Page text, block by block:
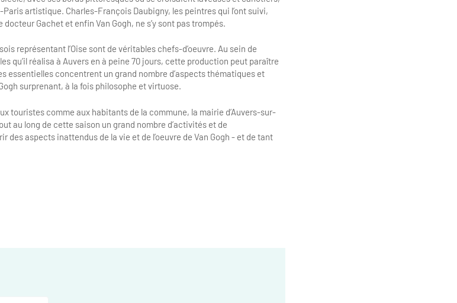
artistique. Charles-François Daubigny, les peintres qui l’ont suivi,
Gachet et enfin Van Gogh, ne s’y sont pas trompés.
représentant l’Oise sont de véritables chefs-d’oeuvre. Au sein de
qu’il réalisa à Auvers en à peine 70 jours, cette production peut paraître
essentielles concentrent un grand nombre d’aspects thématiques et
surprenant, à la fois philosophe et virtuose.
touristes comme aux habitants de la commune, la mairie d’Auvers-sur-
au long de cette saison un grand nombre d’activités et de
aspects inattendus de la vie et de l’oeuvre de Van Gogh - et de tant